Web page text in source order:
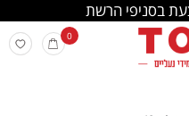
בסניפי הרשת
0